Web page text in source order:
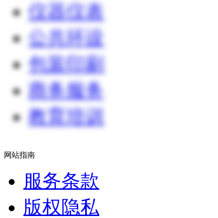
仪器仪表
公共环设
包装印刷
商务服务
教育培训
网站指南
服务条款
版权隐私